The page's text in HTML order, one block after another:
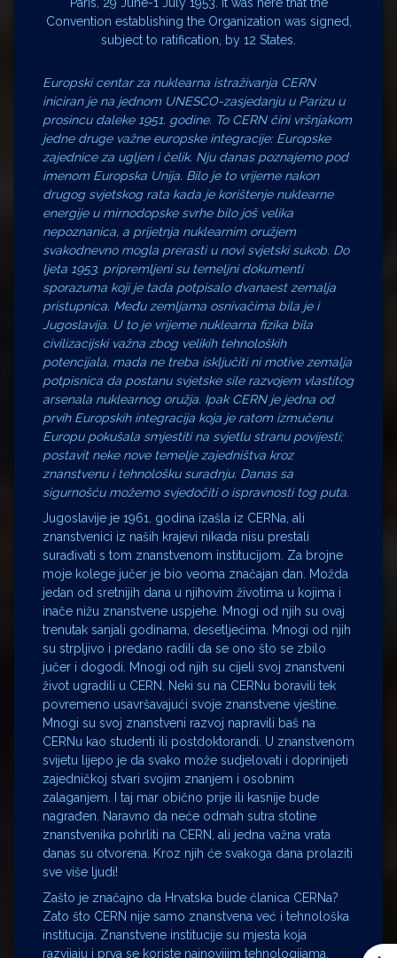
Convention establishing the Organization was signed,
subject to ratification, by 12 States.
Europski centar za nuklearna istraživanja CERN
iniciran je na jednom UNESCO-zasjedanju u Parizu u
prosincu daleke 1951. godine. To CERN čini vršnjakom
jedne druge važne europske integracije: Europske
zajednice za ugljen i čelik. Nju danas poznajemo pod
imenom Europska Unija. Bilo je to vrijeme nakon
drugog svjetskog rata kada je korištenje nuklearne
energije u mirnodopske svrhe bilo još velika
nepoznanica, a prijetnja nuklearnim oružjem
svakodnevno mogla prerasti u novi svjetski sukob. Do
ljeta 1953. pripremljeni su temeljni dokumenti
sporazuma koji je tada potpisalo dvanaest zemalja
pristupnica. Među zemljama osnivačima bila je i
Jugoslavija. U to je vrijeme nuklearna fizika bila
civilizacijski važna zbog velikih tehnoloških
potencijala, mada ne treba isključiti ni motive zemalja
potpisnica da postanu svjetske sile razvojem vlastitog
arsenala nuklearnog oružja. Ipak CERN je jedna od
prvih Europskih integracija koja je ratom izmučenu
Europu pokušala smjestiti na svjetlu stranu povijesti;
postavit neke nove temelje zajedništva kroz
znanstvenu i tehnološku suradnju. Danas sa
sigurnošću možemo svjedočiti o ispravnosti tog puta.
Jugoslavije je 1961. godina izašla iz CERNa, ali
znanstvenici iz naših krajevi nikada nisu prestali
surađivati s tom znanstvenom institucijom. Za brojne
moje kolege jučer je bio veoma značajan dan. Možda
jedan od sretnijih dana u njihovim životima u kojima i
inače nižu znanstvene uspjehe. Mnogi od njih su ovaj
trenutak sanjali godinama, desetljećima. Mnogi od njih
su strpljivo i predano radili da se ono što se zbilo
jučer i dogodi. Mnogi od njih su cijeli svoj znanstveni
život ugradili u CERN. Neki su na CERNu boravili tek
povremeno usavršavajući svoje znanstvene vještine.
Mnogi su svoj znanstveni razvoj napravili baš na
CERNu kao studenti ili postdoktorandi. U znanstvenom
svijetu lijepo je da svako može sudjelovati i doprinijeti
zajedničkoj stvari svojim znanjem i osobnim
zalaganjem. I taj mar obično prije ili kasnije bude
nagrađen. Naravno da neće odmah sutra stotine
znanstvenika pohrliti na CERN, ali jedna važna vrata
danas su otvorena. Kroz njih će svakoga dana prolaziti
sve više ljudi!
Zašto je značajno da Hrvatska bude članica CERNa?
Zato što CERN nije samo znanstvena već i tehnološka
institucija. Znanstvene institucije su mjesta koja
razvijaju i prva se koriste najnovijim tehnologijama.